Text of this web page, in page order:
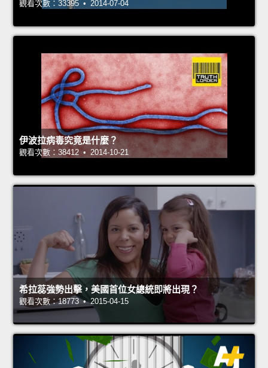
觀看次數：33395 • 2014-07-04
伊波拉病毒究竟是什麼？
觀看次數：38412 • 2014-10-21
希拉蕊強勢出擊，美國首位女總統即將出現？
觀看次數：18773 • 2015-04-15